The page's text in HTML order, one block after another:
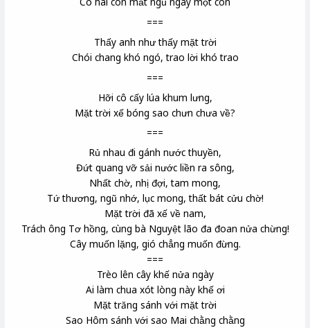
===
Thấy anh như thấy mặt trời
Chói chang khó ngó, trao lời khó trao
===
Hỡi cô cấy lúa khum lưng,
Mặt trời xế bóng sao chưn chưa về?
===
Rủ nhau đi gánh nước thuyền,
Đứt quang vỡ sải nước liền ra sông,
Nhất chờ, nhị đợi, tam mong,
Tứ thương, ngũ nhớ, lục mong, thất bát cửu chờ!
Mặt trời đã xế về nam,
Trách ông Tơ hồng, cùng bà Nguyệt lão đa đoan nửa chừng!
Cây muốn lặng, gió chẳng muốn đừng.
===
Trèo lên cây khếnửa ngày
Ai làm chua xót lòng này khế ơi
Mặt trăng sánh với mặt trời
Sao Hôm sánh với sao Mai chằng chằng